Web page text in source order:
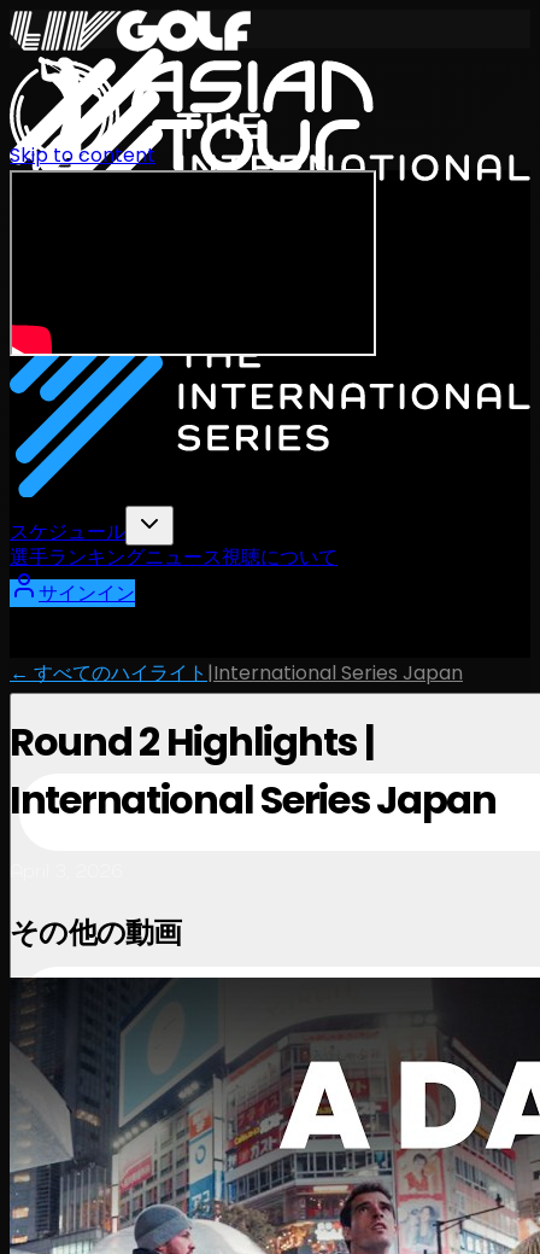
スケジュール
選手ランキングニュース視聴について
サインイン
Skip to content
← すべてのハイライト |International Series Japan
Round 2 Highlights |
International Series Japan
その他の動画